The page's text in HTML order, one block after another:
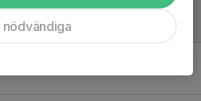
Gällivare 2/2
nödvändiga